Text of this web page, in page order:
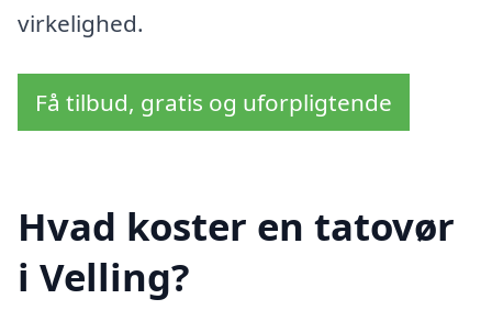
virkelighed.
Få tilbud, gratis og uforpligtende
Hvad koster en tatovør
i Velling?